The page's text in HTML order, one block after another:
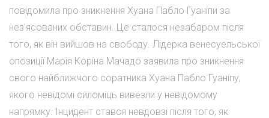
повідомила про зникнення Хуана Пабло Гуаніпи за
нез'ясованих обставин. Це сталося незабаром після
того, як він вийшов на свободу. Лідерка венесуельської
опозиції Марія Коріна Мачадо заявила про зникнення
свого найближчого соратника Хуана Пабло Гуаніпу,
якого невідомі силоміць вивезли у невідомому
напрямку. Інцидент стався невдовзі після того, як